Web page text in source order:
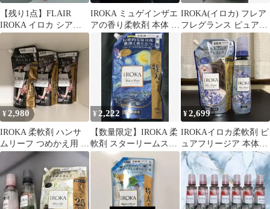
【残り1点】FLAIR
IROKA イロカ シアー
ブロッサム 柔軟剤
710ml
IROKA ミュゲインザエ
アの香り柔軟剤 本体 詰
替セット
IROKA(イロカ) フレア
フレグランス ピュアフ
リージア 本体540ml
¥2,980
IROKA 柔軟剤 ハンサ
ムリーフ つめかえ用 特
大 3個セット
¥ 2,222
【数量限定】IROKA 柔
軟剤 スターリームスク
&ウッドの香り 特大
650ml
¥2,699
IROKAイロカ柔軟剤 ピ
ュアフリージア 本体＋
詰替セット 特大650ml
新品